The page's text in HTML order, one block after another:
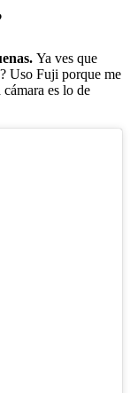
Ya ves que
Uso Fuji porque me
es lo de